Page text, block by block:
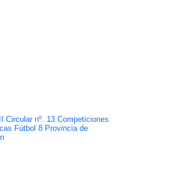
Circular nº. 13 Competiciones
Fútbol 8 Provincia de